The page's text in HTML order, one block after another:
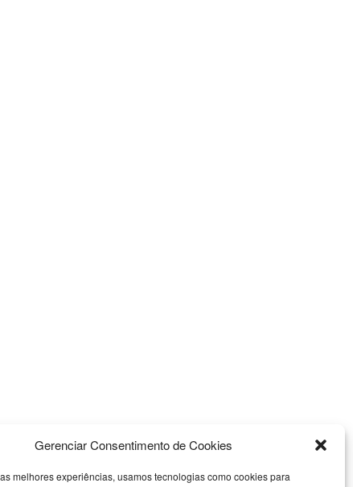
Gerenciar Consentimento de Cookies
melhores experiências, usamos tecnologias como cookies para